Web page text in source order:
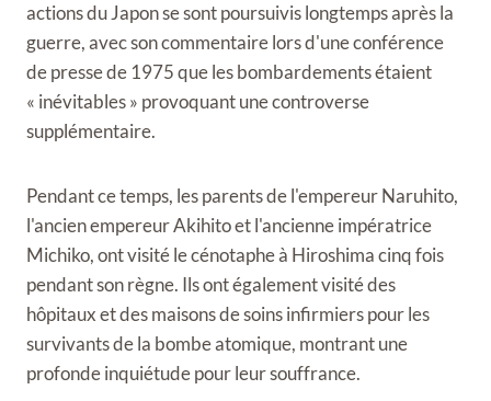
actions du Japon se sont poursuivis longtemps après la
guerre, avec son commentaire lors d'une conférence
de presse de 1975 que les bombardements étaient
« inévitables » provoquant une controverse
supplémentaire.
Pendant ce temps, les parents de l'empereur Naruhito,
l'ancien empereur Akihito et l'ancienne impératrice
Michiko, ont visité le cénotaphe à Hiroshima cinq fois
pendant son règne. Ils ont également visité des
hôpitaux et des maisons de soins infirmiers pour les
survivants de la bombe atomique, montrant une
profonde inquiétude pour leur souffrance.